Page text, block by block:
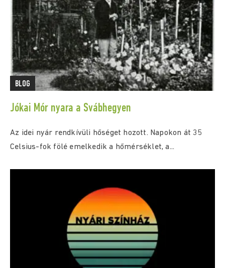
BLOG
Jókai Mór nyara a Svábhegyen
Az idei nyár rendkívüli hőséget hozott. Napokon át 35
Celsius-fok fölé emelkedik a hőmérséklet, a...